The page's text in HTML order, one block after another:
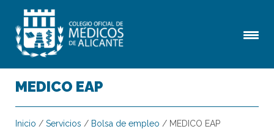
MEDICO EAP
Inicio / Servicios / Bolsa de empleo / MEDICO EAP